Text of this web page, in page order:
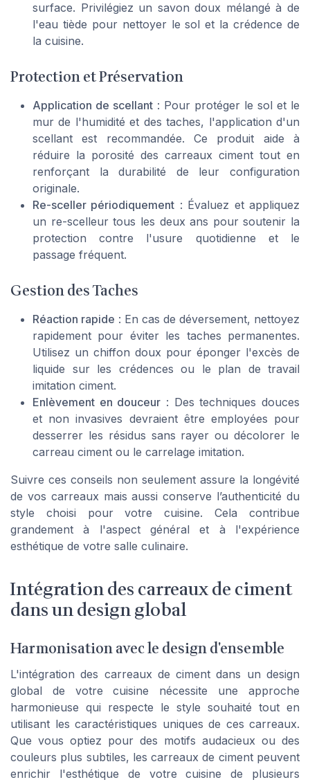
surface. Privilégiez un savon doux mélangé à de
l'eau tiède pour nettoyer le sol et la crédence de
la cuisine.
Protection et Préservation
Application de scellant : Pour protéger le sol et le
mur de l'humidité et des taches, l'application d'un
scellant est recommandée. Ce produit aide à
réduire la porosité des carreaux ciment tout en
renforçant la durabilité de leur configuration
originale.
Re-sceller périodiquement : Évaluez et appliquez
un re-scelleur tous les deux ans pour soutenir la
protection contre l'usure quotidienne et le
passage fréquent.
Gestion des Taches
Réaction rapide : En cas de déversement, nettoyez
rapidement pour éviter les taches permanentes.
Utilisez un chiffon doux pour éponger l'excès de
liquide sur les crédences ou le plan de travail
imitation ciment.
Enlèvement en douceur : Des techniques douces
et non invasives devraient être employées pour
desserrer les résidus sans rayer ou décolorer le
carreau ciment ou le carrelage imitation.
Suivre ces conseils non seulement assure la longévité
de vos carreaux mais aussi conserve l’authenticité du
style choisi pour votre cuisine. Cela contribue
grandement à l'aspect général et à l'expérience
esthétique de votre salle culinaire.
Intégration des carreaux de ciment
dans un design global
Harmonisation avec le design d'ensemble
L'intégration des carreaux de ciment dans un design
global de votre cuisine nécessite une approche
harmonieuse qui respecte le style souhaité tout en
utilisant les caractéristiques uniques de ces carreaux.
Que vous optiez pour des motifs audacieux ou des
couleurs plus subtiles, les carreaux de ciment peuvent
enrichir l'esthétique de votre cuisine de plusieurs